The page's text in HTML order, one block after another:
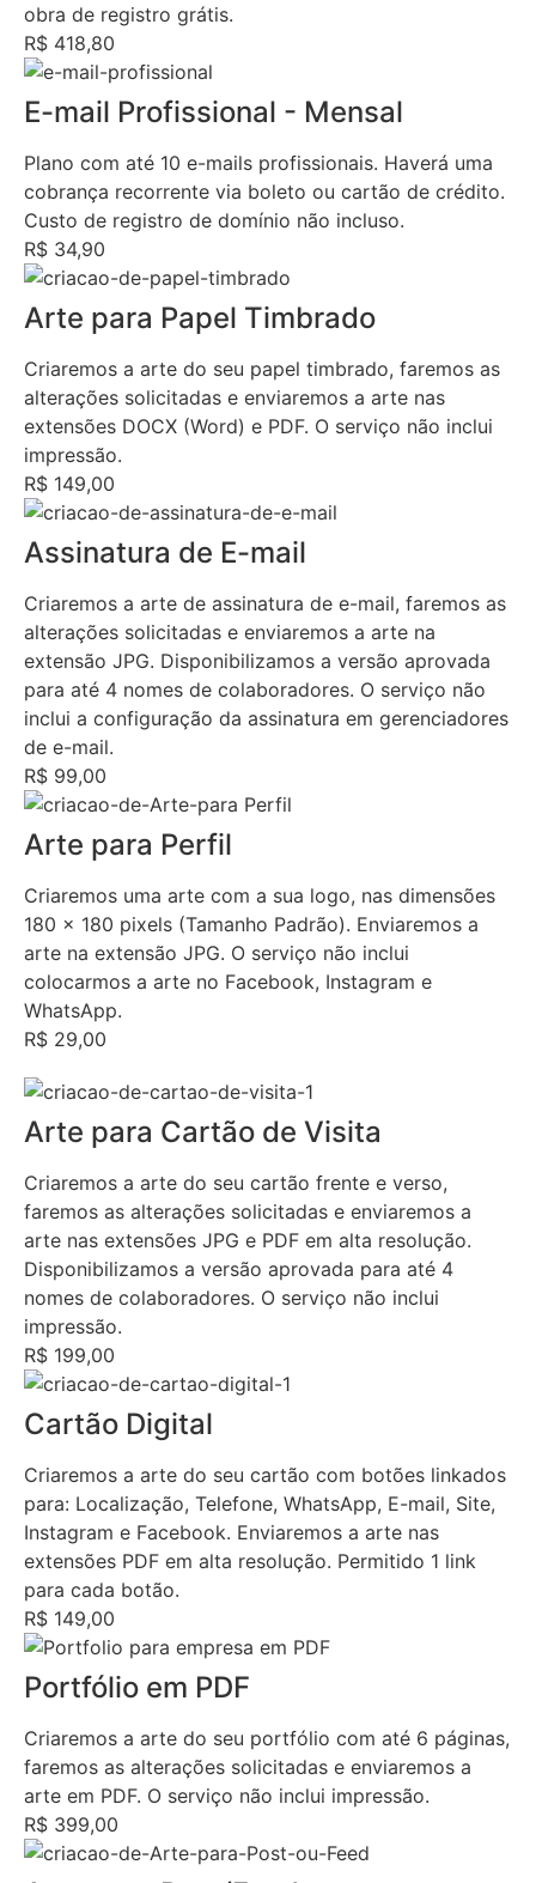
obra de registro grátis.
R$ 418,80
E-mail Profissional - Mensal
Plano com até 10 e-mails profissionais. Haverá uma
cobrança recorrente via boleto ou cartão de crédito.
Custo de registro de domínio não incluso.
R$ 34,90
Arte para Papel Timbrado
Criaremos a arte do seu papel timbrado, faremos as
alterações solicitadas e enviaremos a arte nas
extensões DOCX (Word) e PDF. O serviço não inclui
impressão.
R$ 149,00
Assinatura de E-mail
Criaremos a arte de assinatura de e-mail, faremos as
alterações solicitadas e enviaremos a arte na
extensão JPG. Disponibilizamos a versão aprovada
para até 4 nomes de colaboradores. O serviço não
inclui a configuração da assinatura em gerenciadores
de e-mail.
R$ 99,00
Arte para Perfil
Criaremos uma arte com a sua logo, nas dimensões
180 x 180 pixels (Tamanho Padrão). Enviaremos a
arte na extensão JPG. O serviço não inclui
colocarmos a arte no Facebook, Instagram e
WhatsApp.
R$ 29,00
Arte para Cartão de Visita
Criaremos a arte do seu cartão frente e verso,
faremos as alterações solicitadas e enviaremos a
arte nas extensões JPG e PDF em alta resolução.
Disponibilizamos a versão aprovada para até 4
nomes de colaboradores. O serviço não inclui
impressão.
R$ 199,00
Cartão Digital
Criaremos a arte do seu cartão com botões linkados
para: Localização, Telefone, WhatsApp, E-mail, Site,
Instagram e Facebook. Enviaremos a arte nas
extensões PDF em alta resolução. Permitido 1 link
para cada botão.
R$ 149,00
Portfólio em PDF
Criaremos a arte do seu portfólio com até 6 páginas,
faremos as alterações solicitadas e enviaremos a
arte em PDF. O serviço não inclui impressão.
R$ 399,00